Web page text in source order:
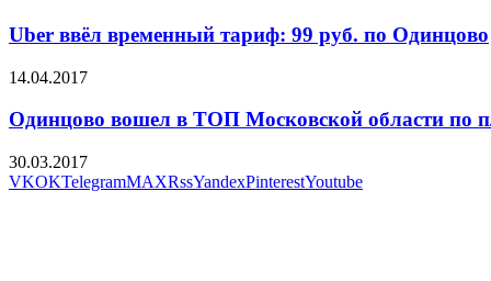
Uber ввёл временный тариф: 99 руб. по Одинцово
14.04.2017
Одинцово вошел в ТОП Московской области по
30.03.2017
VKOKTelegramMAXRssYandexPinterestYoutube